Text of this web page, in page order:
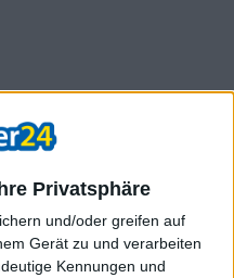
Privatsphäre
und/oder greifen auf
Gerät zu und verarbeiten
Kennungen und